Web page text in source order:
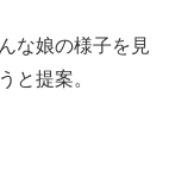
な娘の様子を見
と提案。